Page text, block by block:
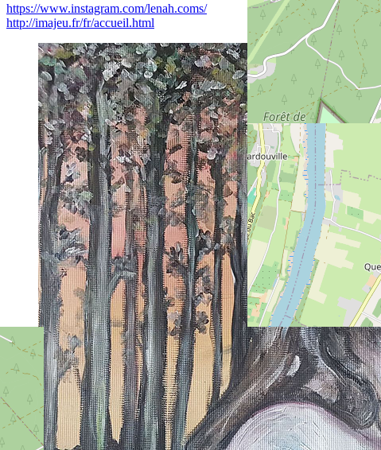
https://www.instagram.com/lenah.coms/
http://imajeu.fr/fr/accueil.html